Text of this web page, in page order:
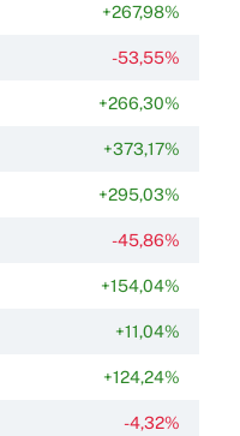
+267,98%
-53,55%
+266,30%
+373,17%
+295,03%
-45,86%
+154,04%
+11,04%
+124,24%
-4,32%